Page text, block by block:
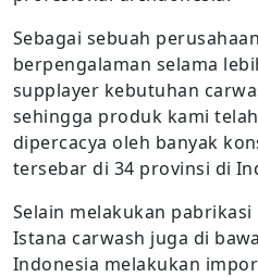
Sebagai sebuah
berpengalaman selama
supplayer kebutuhan
sehingga produk kami
dipercacya oleh banyak
tersebar di 34 provinsi di
Selain melakukan
Istana carwash juga di
Indonesia melakukan